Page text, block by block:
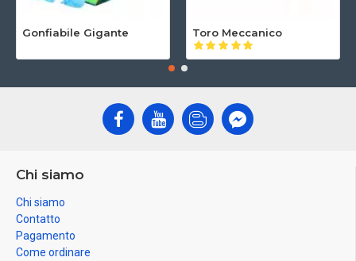
Gonfiabile Gigante Toro Meccanico
Chi siamo
Chi siamo
Contatto
Pagamento
Come ordinare